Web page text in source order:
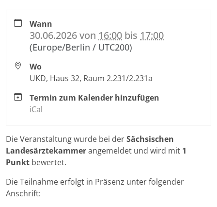
dresden.de/de/das-
nctucc-
dresden/veranstaltungen/molekularpathologische-
konferenz-
neuroonkologischen-
zentrums-
des
Neuroonkologischen
Zentrums
2026-
06-
Wann
30.06.2026von 16:00 bis 17:00
(Europe/Berlin / UTC200)
Wo
UKD, Haus 32, Raum 2.231/2.231a
Termin zum Kalender hinzufügen
iCal
Die Veranstaltung wurde bei derSächsischen
Landesärztekammerangemeldet und wird mit 1
Punkt bewertet.
Die Teilnahme erfolgt in Präsenz unter folgender
Anschrift: